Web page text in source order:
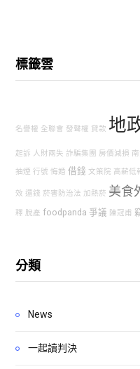
標籤雲
名譽權 全聯會 發聲權 貸款 地
起訴 人財兩失 詐騙集團 房價減損
抽煙 行號 悔婚 借錢 文策院 高薪低
效 還錢 菸害防治法 加熱菸 美食
釋 脫產 foodpanda 爭議 陳冠甫
分類
News
一起讀判決